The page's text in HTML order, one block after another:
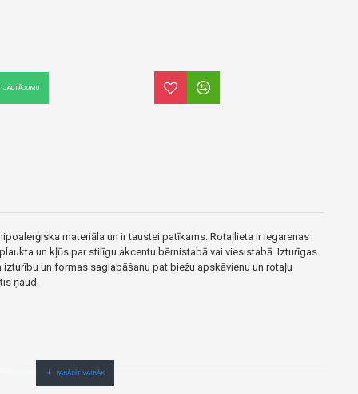
JAUTĀJUMU
materiāla un ir taustei patīkams. Rotaļlieta ir iegarenas
un kļūs par stilīgu akcentu bērnistabā vai viesistabā. Izturīgas
un formas saglabāšanu pat biežu apskāvienu un rotaļu
ņaud.
no vairumtirgotāja.